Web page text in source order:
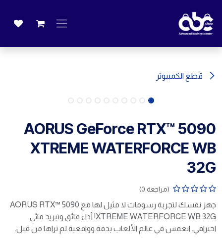
قطع الكمبيوتر
AORUS GeForce RTX™ 5090
XTREME WATERFORCE WB
32G
(مراجعة 0)
جهز نفسك لتجربة رسومات لا مثيل لها مع AORUS RTX™ 5090
XTREME WATERFORCE WB 32G! أداء فائق وتبريد مائي
احترافي. انغمس في عالم الألعاب بدقة وواقعية لم تراها من قبل.